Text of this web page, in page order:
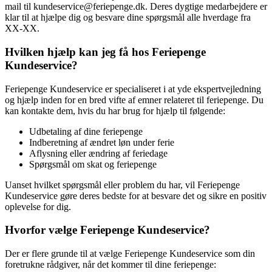
mail til kundeservice@feriepenge.dk. Deres dygtige medarbejdere er
klar til at hjælpe dig og besvare dine spørgsmål alle hverdage fra
XX-XX.
Hvilken hjælp kan jeg få hos Feriepenge
Kundeservice?
Feriepenge Kundeservice er specialiseret i at yde ekspertvejledning
og hjælp inden for en bred vifte af emner relateret til feriepenge. Du
kan kontakte dem, hvis du har brug for hjælp til følgende:
Udbetaling af dine feriepenge
Indberetning af ændret løn under ferie
Aflysning eller ændring af feriedage
Spørgsmål om skat og feriepenge
Uanset hvilket spørgsmål eller problem du har, vil Feriepenge
Kundeservice gøre deres bedste for at besvare det og sikre en positiv
oplevelse for dig.
Hvorfor vælge Feriepenge Kundeservice?
Der er flere grunde til at vælge Feriepenge Kundeservice som din
foretrukne rådgiver, når det kommer til dine feriepenge: